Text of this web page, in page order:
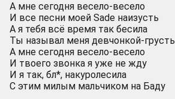
А мне сегодня весело-весело
И все песни моей Sade наизусть
А я тебя всё время так бесила
Ты называл меня девчонкой-грусть
А мне сегодня весело-весело
И твоего звонка я уже не жду
И я так, бл*, накуролесила
С этим милым мальчиком на Баду